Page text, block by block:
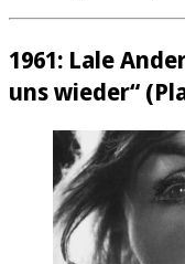
1961: Lale
uns wieder“